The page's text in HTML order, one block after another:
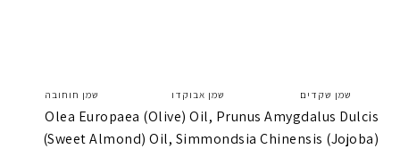
שמן שקדים שמן אבוקדו שמן חוחובה
Olea Europaea (Olive) Oil, Prunus Amygdalus Dulcis
(Sweet Almond) Oil, Simmondsia Chinensis (Jojoba)